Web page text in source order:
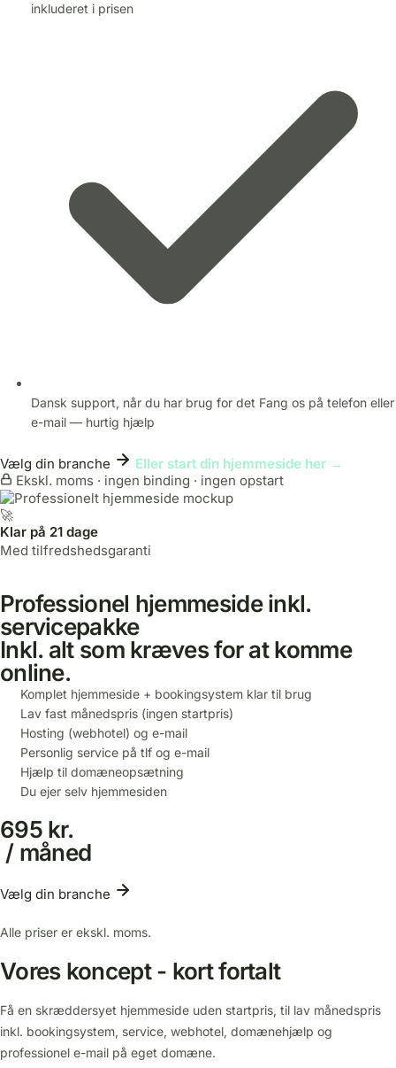
inkluderet i prisen
Dansk support, når du har brug for det Fang os på telefon eller
e-mail — hurtig hjælp
Vælg din branche
Eller start din hjemmeside her →
Ekskl. moms · ingen binding · ingen opstart
🚀
Klar på 21 dage
Med tilfredshedsgaranti
Professionel hjemmeside inkl.
servicepakke
Inkl. alt som kræves for at komme
online.
Komplet hjemmeside + bookingsystem klar til brug
Lav fast månedspris (ingen startpris)
Hosting (webhotel) og e-mail
Personlig service på tlf og e-mail
Hjælp til domæneopsætning
Du ejer selv hjemmesiden
695 kr.
/ måned
Vælg din branche
Alle priser er ekskl. moms.
Vores koncept - kort fortalt
Få en skræddersyet hjemmeside uden startpris, til lav månedspris
inkl. bookingsystem, service, webhotel, domænehjælp og
professionel e-mail på eget domæne.